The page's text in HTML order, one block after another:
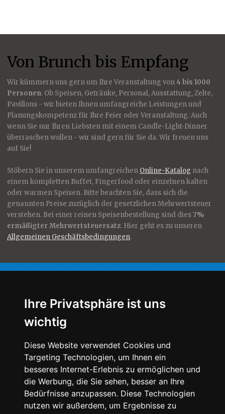
Ihre Privatsphäre ist uns
wichtig
Diese Website verwendet Cookies und
Targeting Technologien, um Ihnen ein
besseres Internet-Erlebnis zu ermöglichen und
die Werbung, die Sie sehen, besser an Ihre
Bedürfnisse anzupassen. Diese Technologien
nutzen wir außerdem, um Ergebnisse zu
Von Brunch bis Empfang
Wir kümmern uns gern um Ihre Veranstaltung von4 bis 1000
Personen. Ob Speisen, Getränke, Personal, Ausstattung, Zelte,
Pavillons - wir bieten Ihnen umfangreiche Leistungen und
Planungskompetenz für Ihre Feier oder Veranstaltung. Auch
wenn Sie nur Ihren Liebsten mit einem Candle-Light-Dinner
überraschen wollen - wir sind gern für Sie da. Wir freuen uns
auf Sie!
Stöbern Sie in unserem umfangreichen Online-Katalog nach
einem kompletten Buffet, Fingerfood oder einzelnen kalten
oder warmen Speisen. Bitte beachten Sie, dass sich die
genannten Preise zuzüglich der gesetzlichen Mehrwertsteuer
verstehen. Bei einer reinen Speisenbestellung sind dies7%
ermäßigter Mehrwertsteuersatz. Hier geht es zu unseren
Allgemeinen Geschäftsbedingungen.
Für Sie nur das Beste!
Qualität, Geschmack, Ästhetik -
Die von uns hergestellten Speisen unterliegen strenger
Kontrolle, damit nur dasBeste auf Ihren Tisch kommt.
Unsere Köche und Meister lieben ihre Arbeit und stellen ihr
Können auch öffentlich unter Beweis.
präsentierten wir uns u.a. auf der internationalen
Kochkunstausstellung und blicken zurück auf gewonnene